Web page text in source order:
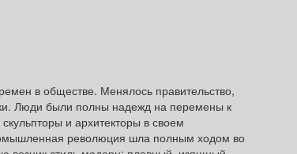
в обществе. Менялось правительство,
Люди были полны надежд на перемены к
и архитекторы в своем
революция шла полным ходом во